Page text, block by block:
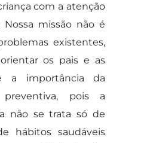
com a atenção
missão não é
existentes,
os pais e as
a importância da
pois a
não se trata só de
hábitos saudáveis